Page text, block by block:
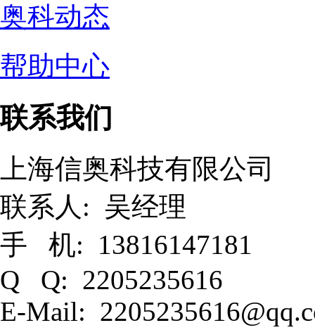
奥科动态
帮助中心
联系我们
上海信奥科技有限公司
联系人: 吴经理
手 机: 13816147181
Q Q: 2205235616
E-Mail: